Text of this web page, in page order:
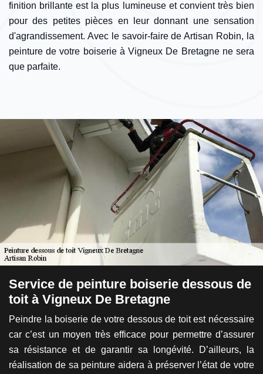
finition brillante est la plus lumineuse et convient très bien
pour des petites pièces en leur donnant une sensation
d'agrandissement. Avec le savoir-faire de Artisan Robin, la
peinture de votre boiserie à Vigneux De Bretagne ne sera
que parfaite.
Service de peinture boiserie dessous de
toit à Vigneux De Bretagne
Peindre la boiserie de votre dessous de toit est nécessaire
car c’est un moyen très efficace pour permettre d’assurer
sa résistance et de garantir sa longévité. D’ailleurs, la
réalisation de sa peinture aidera à préserver l’état de votre